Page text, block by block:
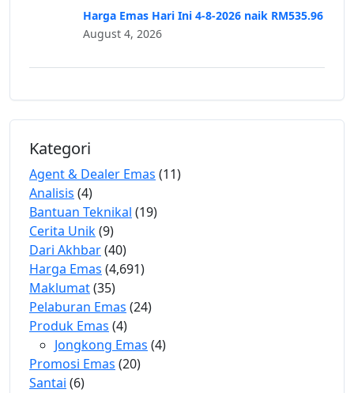
Harga Emas Hari Ini 4-8-2026 naik RM535.96
August 4, 2026
Kategori
Agent & Dealer Emas (11)
Analisis (4)
Bantuan Teknikal (19)
Cerita Unik(9)
Dari Akhbar(40)
Harga Emas (4,691)
Maklumat(35)
Pelaburan Emas (24)
Produk Emas (4)
Jongkong Emas (4)
Promosi Emas (20)
Santai (6)